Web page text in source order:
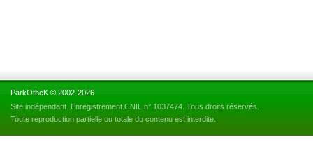
ParkOtheK © 2002-2026
Site indépendant. Enregistrement CNIL n° 1037474. Tous droits réservés.
Toute reproduction partielle ou totale du contenu est interdite.